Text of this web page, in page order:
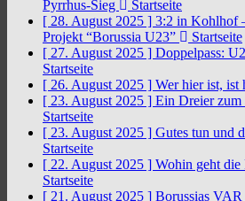
Pyrrhus-Sieg
Startseite
[ 28. August 2025 ] 3:2 in Kohlhof
Projekt “Borussia U23”
Startseite
[ 27. August 2025 ] Doppelpass:
Startseite
[ 26. August 2025 ] Wer hier ist, ist
[ 23. August 2025 ] Ein Dreier zum
Startseite
[ 23. August 2025 ] Gutes tun und
Startseite
[ 22. August 2025 ] Wohin geht die
Startseite
[ 21. August 2025 ] Borussias